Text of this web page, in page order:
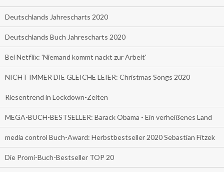
Deutschlands Jahrescharts 2020
Deutschlands Buch Jahrescharts 2020
Bei Netflix: 'Niemand kommt nackt zur Arbeit'
NICHT IMMER DIE GLEICHE LEIER: Christmas Songs 2020
Riesentrend in Lockdown-Zeiten
MEGA-BUCH-BESTSELLER: Barack Obama - Ein verheißenes Land
media control Buch-Award: Herbstbestseller 2020 Sebastian Fitzek
Die Promi-Buch-Bestseller TOP 20